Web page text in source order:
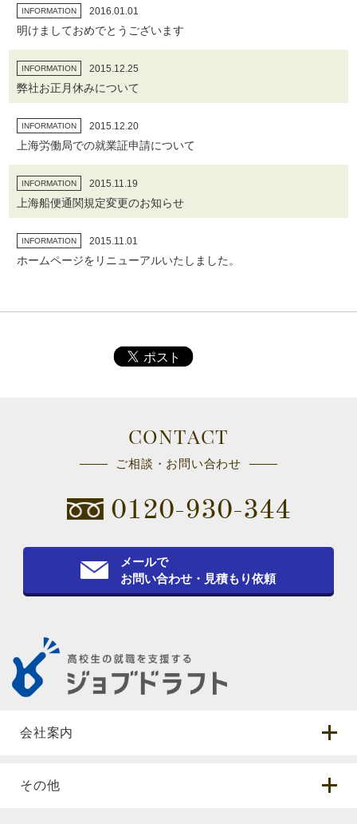
INFORMATION 2016.01.01
明けましておめでとうございます
INFORMATION 2015.12.25
弊社お正月休みについて
INFORMATION 2015.12.20
上海労働局での就業証申請について
INFORMATION 2015.11.19
上海船便通関規定変更のお知らせ
INFORMATION 2015.11.01
ホームページをリニューアルいたしました。
CONTACT
ご相談・お問い合わせ
0120-930-344
メールで
お問い合わせ・見積もり依頼
会社案内
その他